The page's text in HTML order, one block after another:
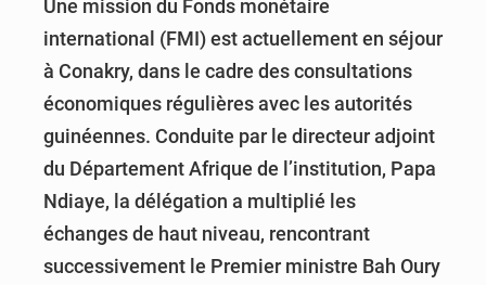
Une mission du Fonds monétaire
international (FMI) est actuellement en séjour
à Conakry, dans le cadre des consultations
économiques régulières avec les autorités
guinéennes. Conduite par le directeur adjoint
du Département Afrique de l’institution, Papa
Ndiaye, la délégation a multiplié les
échanges de haut niveau, rencontrant
successivement le Premier ministre Bah Oury